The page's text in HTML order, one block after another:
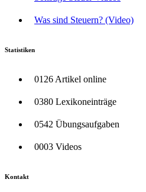
Was sind Steuern? (Video)
Statistiken
0126 Artikel online
0380 Lexikoneinträge
0542 Übungsaufgaben
0003 Videos
Kontakt